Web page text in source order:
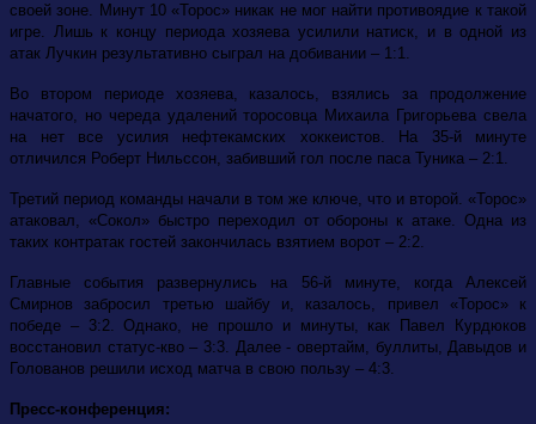
своей зоне. Минут 10 «Торос» никак не мог найти противоядие к такой
игре. Лишь к концу периода хозяева усилили натиск, и в одной из
атак Лучкин результативно сыграл на добивании – 1:1.
Во втором периоде хозяева, казалось, взялись за продолжение
начатого, но череда удалений торосовца Михаила Григорьева свела
на нет все усилия нефтекамских хоккеистов. На 35-й минуте
отличился Роберт Нильссон, забивший гол после паса Туника – 2:1.
Третий период команды начали в том же ключе, что и второй. «Торос»
атаковал, «Сокол» быстро переходил от обороны к атаке. Одна из
таких контратак гостей закончилась взятием ворот – 2:2.
Главные события развернулись на 56-й минуте, когда Алексей
Смирнов забросил третью шайбу и, казалось, привел «Торос» к
победе – 3:2. Однако, не прошло и минуты, как Павел Курдюков
восстановил статус-кво – 3:3. Далее - овертайм, буллиты, Давыдов и
Голованов решили исход матча в свою пользу – 4:3.
Пресс-конференция: